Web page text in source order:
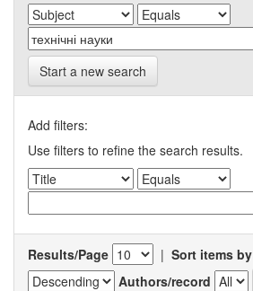
Start a new search
Add filters:
Use filters to refine the search results.
Results/Page | Sort items by
Authors/record